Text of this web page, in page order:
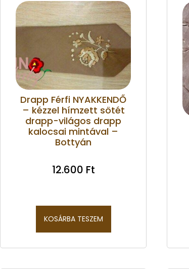
Drapp Férfi NYAKKENDŐ
– kézzel hímzett sötét
drapp-világos drapp
kalocsai mintával –
Bottyán
12.600 Ft
KOSÁRBA TESZEM